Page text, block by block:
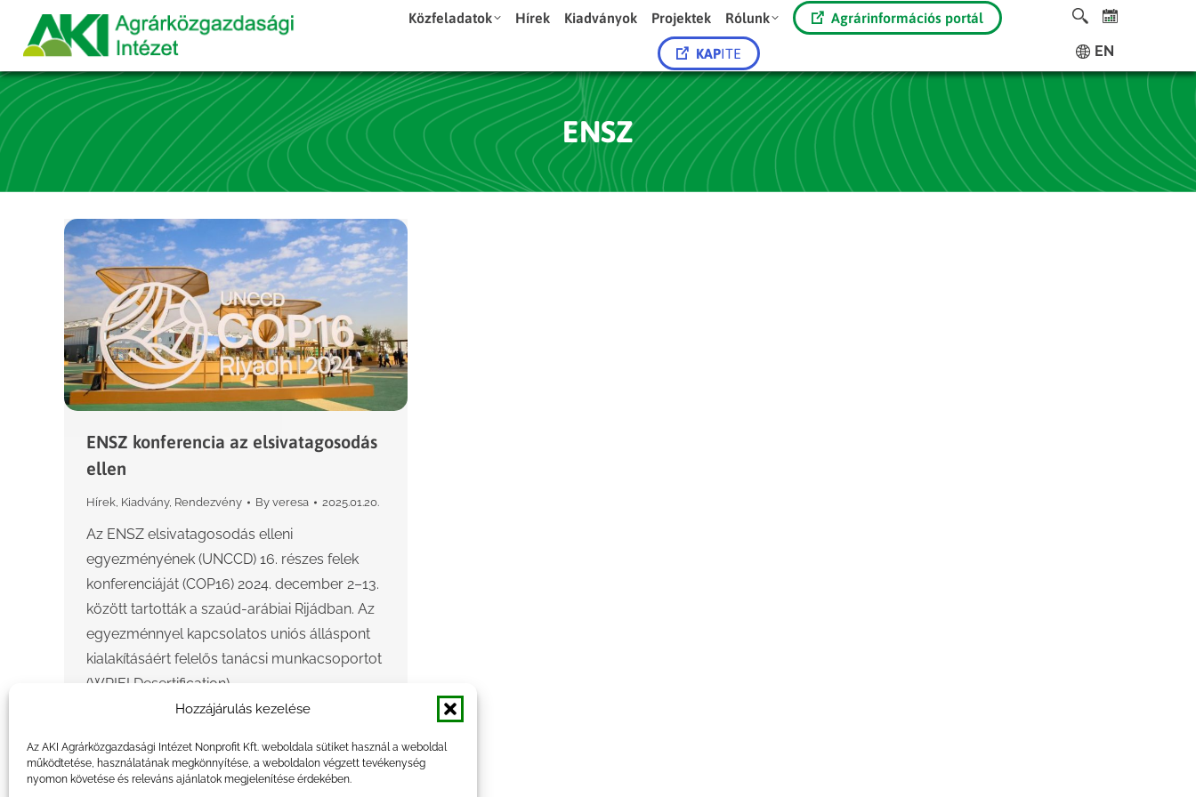
Hozzájárulás kezelése
Az AKI Agrárközgazdasági Intézet Nonprofit Kft. weboldala sütiket használ a weboldal
működtetése, használatának megkönnyítése, a weboldalon végzett tevékenység
nyomon követése és releváns ajánlatok megjelenítése érdekében.
Közfeladatok Hírek Kiadványok Projektek Rólunk Agrárinformációs portál
KAPITE EN
ENSZ
ENSZ konferencia az elsivatagosodás
ellen
Hírek, Kiadvány, Rendezvény By veresa 2025.01.20.
Az ENSZ elsivatagosodás elleni
egyezményének (UNCCD) 16. részes felek
konferenciáját (COP16) 2024. december 2–13.
között tartották a szaúd-arábiai Rijádban. Az
egyezménnyel kapcsolatos uniós álláspont
kialakításáért felelős tanácsi munkacsoportot
(WPIEI Desertification),…